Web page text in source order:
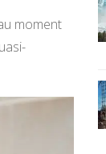
moment